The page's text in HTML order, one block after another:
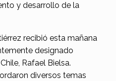
y desarrollo de la
recibió esta mañana
designado
Rafael Bielsa.
diversos temas